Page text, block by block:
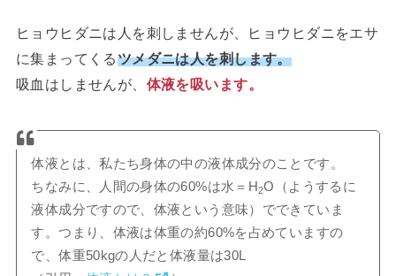
ヒョウヒダニは人を刺しませんが、ヒョウヒダニをエサ
に集まってくるツメダニは人を刺します。
吸血はしませんが、 体液を吸います。
体液とは、私たち身体の中の液体成分のことです。
ちなみに、人間の身体の60%は水＝H2O（ようするに
液体成分ですので、体液という意味）でできていま
す。つまり、体液は体重の約60%を占めていますの
で、体重50kgの人だと体液量は30L